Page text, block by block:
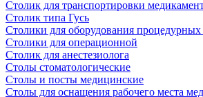
Столик для транспортировки
Столик типа Гусь
Столики для оборудования процедурных
Столики для операционной
Столик для анестезиолога
Столы стоматологические
Столы и посты медицинские
Столы для оснащения рабочего места